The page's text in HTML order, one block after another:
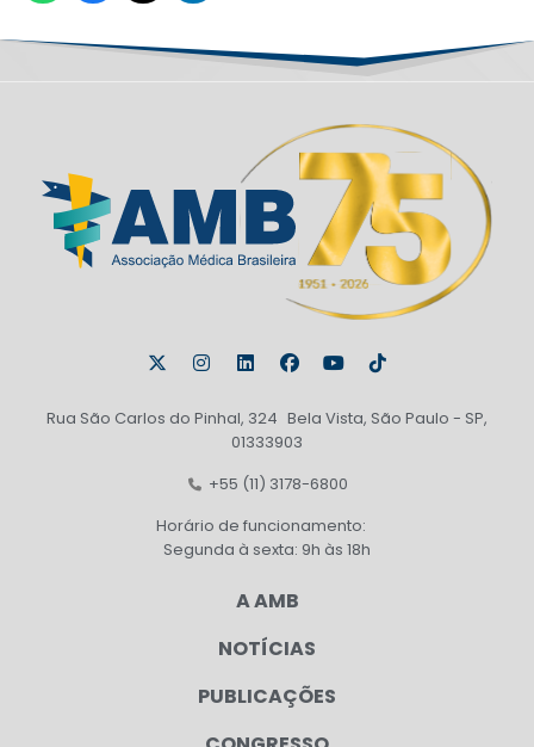
Rua São Carlos do Pinhal, 324 Bela Vista, São Paulo - SP,
01333903
+55 (11) 3178-6800
Horário de funcionamento:
Segunda à sexta: 9h às 18h
A AMB
NOTÍCIAS
PUBLICAÇÕES